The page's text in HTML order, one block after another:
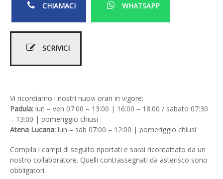
CHIAMACI WHATSAPP
SCRIVICI
Vi ricordiamo i nostri nuovi orari in vigore:
Padula: lun – ven 07:00 – 13:00 | 16:00 – 18:00 / sabato 07:30
– 13:00 | pomeriggio chiusi
Atena Lucana: lun – sab 07:00 – 12:00 | pomeriggio chiusi
Compila i campi di seguito riportati e sarai ricontattato da un
nostro collaboratore. Quelli contrassegnati da asterisco sono
obbligatori.